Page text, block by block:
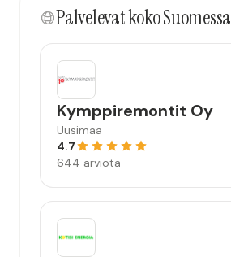
Palvelevat koko Suomessa
Kymppiremontit Oy
Uusimaa
4.7
644 arviota